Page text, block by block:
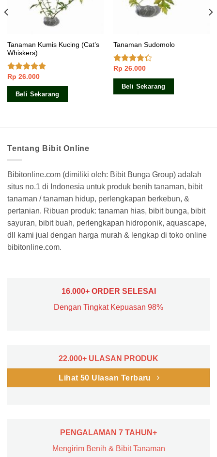
Tanaman Kumis Kucing (Cat’s
Whiskers)
Dinilai5.00
dari 5
Rp 26.000
Beli Sekarang
Tanaman Sudomolo
Dinilai
4.00dari
Rp 26.000
Beli Sekarang
Tentang Bibit Online
Bibitonline.com (dimiliki oleh: Bibit Bunga Group) adalah
situs no.1 di Indonesia untuk produk benih tanaman, bibit
tanaman / tanaman hidup, perlengkapan berkebun, &
pertanian. Ribuan produk: tanaman hias, bibit bunga, bibit
sayuran, bibit buah, perlengkapan hidroponik, aquascape,
dll kami jual dengan harga murah & lengkap di toko online
bibitonline.com.
16.000+ ORDER SELESAI
Dengan Tingkat Kepuasan 98%
22.000+ ULASAN PRODUK
Lihat 50 Ulasan Terbaru
PENGALAMAN 7 TAHUN+
Mengirim Benih & Bibit Tanaman